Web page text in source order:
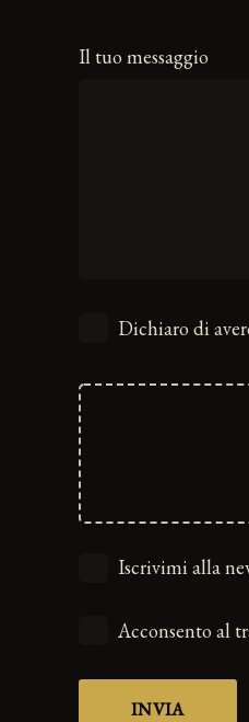
Il tuo messaggio
Dichiaro di
Iscrivimi alla
Acconsento al